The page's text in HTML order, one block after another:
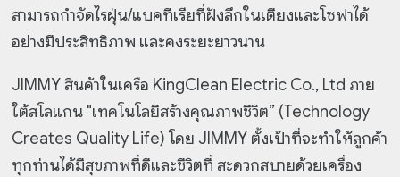
สามารถกำจัดไรฝุ่น/แบคทีเรียที่ฝังลึกในเตียงและโซฟาได้
อย่างมีประสิทธิภาพ และคงระยะยาวนาน
JIMMY สินค้าในเครือ KingClean Electric Co., Ltd ภาย
ใต้สโลแกน "เทคโนโลยีสร้างคุณภาพชีวิต” (Technology
Creates Quality Life) โดย JIMMY ตั้งเป้าที่จะทำให้ลูกค้า
ทุกท่านได้มีสุขภาพที่ดีและชีวิตที่ สะดวกสบายด้วยเครื่อง